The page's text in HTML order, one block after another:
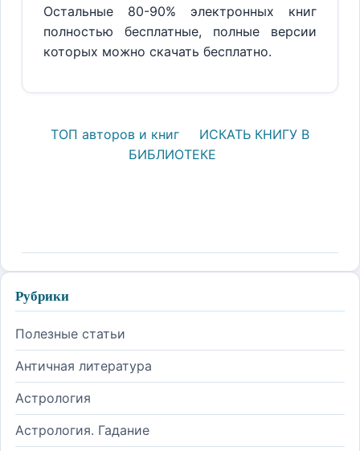
Остальные 80-90% электронных книг
полностью бесплатные, полные версии
которых можно скачать бесплатно.
ТОП авторов и книг
ИСКАТЬ КНИГУ В
БИБЛИОТЕКЕ
Рубрики
Полезные статьи
Античная литература
Астрология
Астрология. Гадание